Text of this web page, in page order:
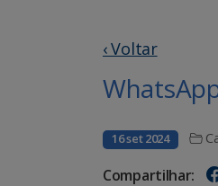
‹ Voltar
16 set 2024
Compartilhar: